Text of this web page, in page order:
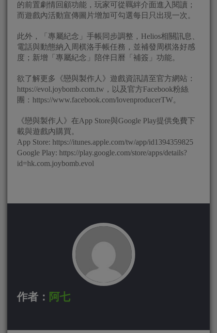
的前置劇情回顧功能，玩家可從羈絆介面進入閱讀；
而遊戲內活動宣傳圖片增加可勾選每日只出現一次。
此外，「專屬紀念」手帳同步調整，Helios相關訊息、
電話與動態納入周棋洛手帳任務，並補發周棋洛好感
度；新增「專屬紀念」陪伴日曆「補簽」功能。
欲了解更多《戀與製作人》遊戲資訊請至官方網站：
https://evol.joybomb.com.tw，以及官方Facebook粉絲
團：https://www.facebook.com/lovenproducerTW。
《戀與製作人》在App Store與Google Play提供免費下
載與遊戲內購買。
App Store: https://itunes.apple.com/tw/app/id1394359825
Google Play: https://play.google.com/store/apps/details?
id=hk.com.joybomb.evol
作者： 阿七